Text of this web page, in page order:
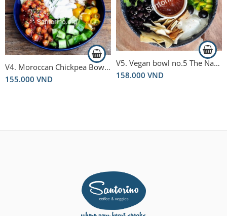
V4. Moroccan Chickpea Bowl – Vegan bowl 4
155.000 VND
V5. Vegan bowl no.5 The Nachos bowl
158.000 VND